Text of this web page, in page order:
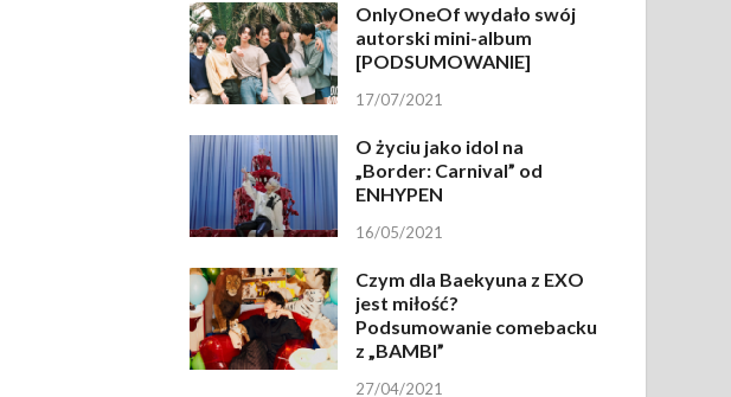
OnlyOneOf wydało swój
autorski mini-album
[PODSUMOWANIE]
17/07/2021
O życiu jako idol na
„Border: Carnival” od
ENHYPEN
16/05/2021
Czym dla Baekyuna z EXO
jest miłość?
Podsumowanie comebacku
z „BAMBI”
27/04/2021